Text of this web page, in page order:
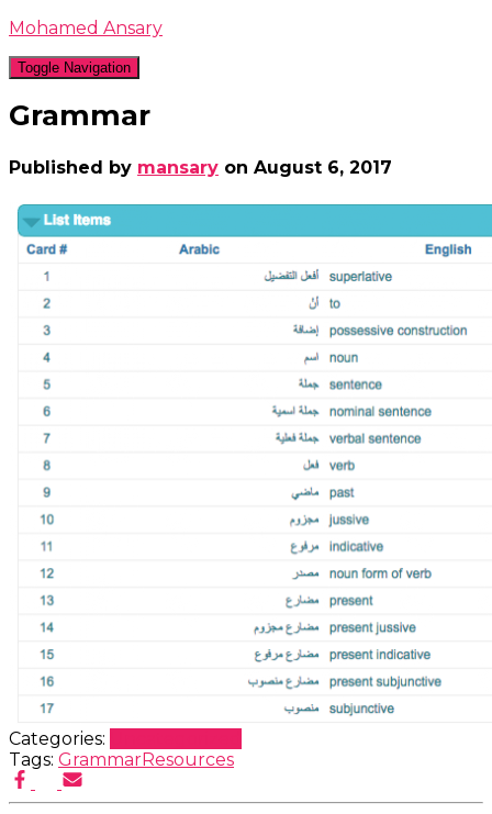
Mohamed Ansary
Toggle Navigation
Grammar
Published by mansary on August 6, 2017
Categories:
Tags: GrammarResources